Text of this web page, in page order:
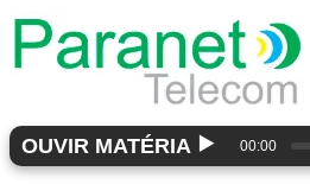
OUVIR MATÉRIA ▶️ 00:00